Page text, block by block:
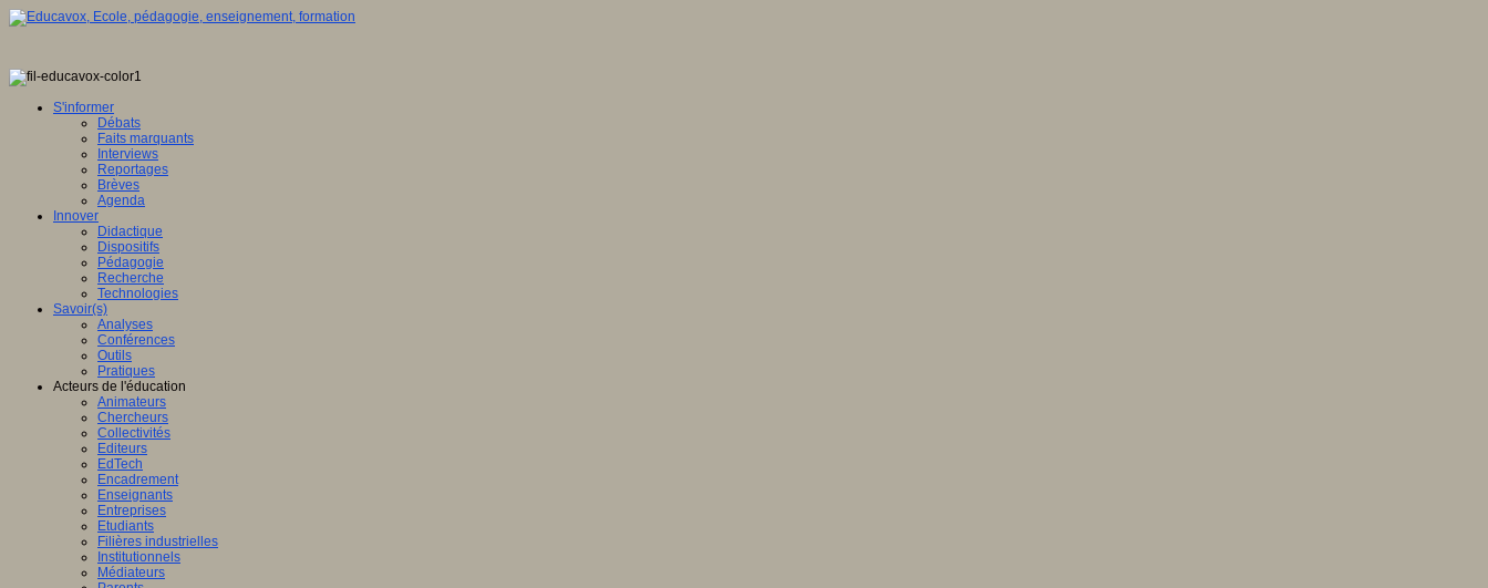
S'informer
Débats
Faits marquants
Interviews
Reportages
Brèves
Agenda
Innover
Didactique
Dispositifs
Pédagogie
Recherche
Technologies
Savoir(s)
Analyses
Conférences
Outils
Pratiques
Acteurs de l'éducation
Animateurs
Chercheurs
Collectivités
Editeurs
EdTech
Encadrement
Enseignants
Entreprises
Etudiants
Filières industrielles
Institutionnels
Médiateurs